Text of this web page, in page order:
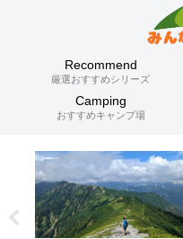
Recommend
厳選おすすめシリーズ
Camping
おすすめキャンプ場